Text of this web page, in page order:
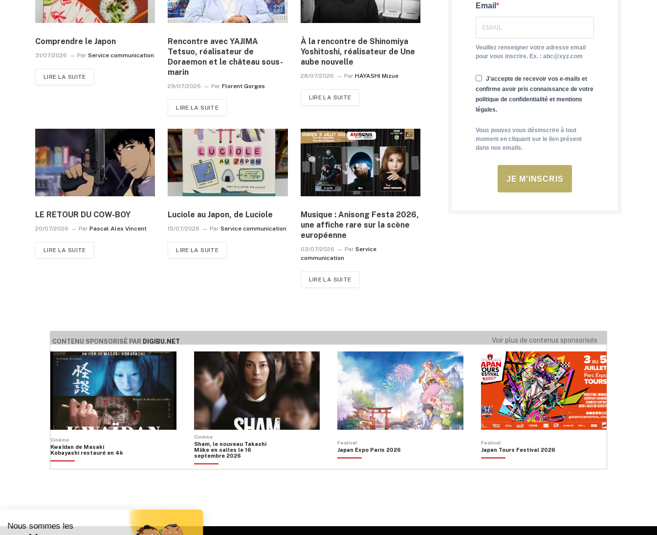
Comprendre le Japon
31/07/2026 Par Service communication
LIRE LA SUITE
Rencontre avec YAJIMA
Tetsuo, réalisateur de
Doraemon et le château sous-
marin
29/07/2026 Par Florent Gorges
LIRE LA SUITE
À la rencontre de Shinomiya
Yoshitoshi, réalisateur de Une
aube nouvelle
28/07/2026 Par HAYASHI Mizue
LIRE LA SUITE
LE RETOUR DU COW-BOY
20/07/2026 Par Pascal Alex Vincent
LIRE LA SUITE
Luciole au Japon, de Luciole
15/07/2026 Par Service communication
LIRE LA SUITE
Musique : Anisong Festa 2026,
une affiche rare sur la scène
européenne
03/07/2026 Par Service
communication
LIRE LA SUITE
Email
Veuillez renseigner votre adresse email
pour vous inscrire. Ex. : abc@xyz.com
J'accepte de recevoir vos e-mails et
confirme avoir pris connaissance de votre
politique de confidentialité et mentions
légales.
Vous pouvez vous désinscrire à tout
moment en cliquant sur le lien présent
dans nos emails.
JE M'INSCRIS
CONTENU SPONSORISÉ PAR DIGIBU.NET Voir plus de contenus sponsorisés
Cinéma
Kwaïdan de Masaki
Kobayashi restauré en 4k
Cinéma
Sham, le nouveau Takashi
Miike en salles le 16
septembre 2026
Festival
Japan Expo Paris 2026
Festival
Japan Tours Festival 2026